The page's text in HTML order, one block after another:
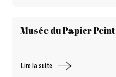
Musée du Papier Peint
Lire la suite